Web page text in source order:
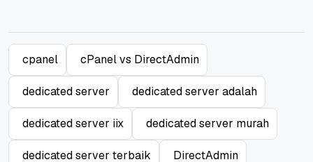
cpanel cPanel vs DirectAdmin
dedicated server dedicated server adalah
dedicated server iix dedicated server murah
dedicated server terbaik DirectAdmin